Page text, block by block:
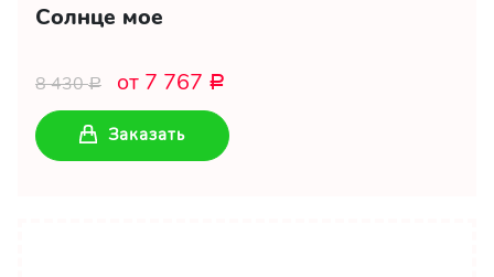
Солнце мое
8 430Р от 7 767 Р
Заказать